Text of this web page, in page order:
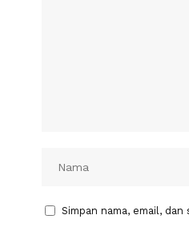
Simpan nama, email,